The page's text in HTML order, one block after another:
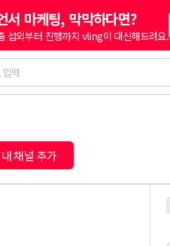
서 마케팅, 막막하다면?
섭외부터 진행까지 vling이 대신해드려요.
내 채널 추가